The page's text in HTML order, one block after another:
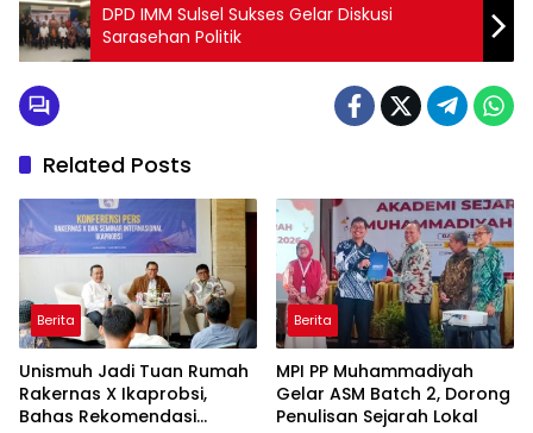
DPD IMM Sulsel Sukses Gelar Diskusi
Sarasehan Politik
Related Posts
Berita
Unismuh Jadi Tuan Rumah
Rakernas X Ikaprobsi,
Bahas Rekomendasi
Berita
MPI PP Muhammadiyah
Gelar ASM Batch 2, Dorong
Penulisan Sejarah Lokal